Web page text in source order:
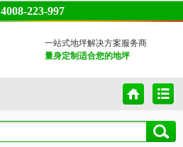
4008-223-997
一站式地坪解决方案服务商
量身定制适合您的地坪